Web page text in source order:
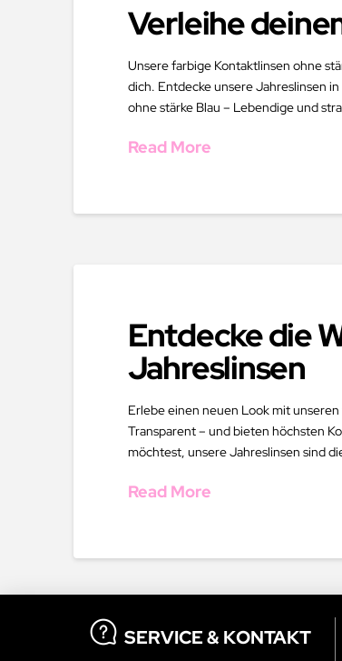
Verleihe
Unsere farbige Kontaktlinsen ohne
dich. Entdecke unsere Jahreslinsen
ohne stärke Blau – Lebendige und
Read More
Entdecke die
Jahreslinsen
Erlebe einen neuen Look mit
Transparent – und bieten höchsten
möchtest, unsere Jahreslinsen sind
Read More
SERVICE & KONTAKT